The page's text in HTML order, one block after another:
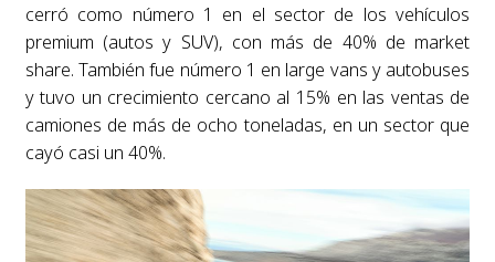
cerró como número 1 en el sector de los vehículos
premium (autos y SUV), con más de 40% de market
share. También fue número 1 en large vans y autobuses
y tuvo un crecimiento cercano al 15% en las ventas de
camiones de más de ocho toneladas, en un sector que
cayó casi un 40%.